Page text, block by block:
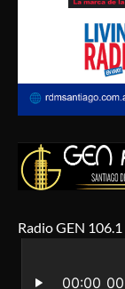
Radio GEN 106.1